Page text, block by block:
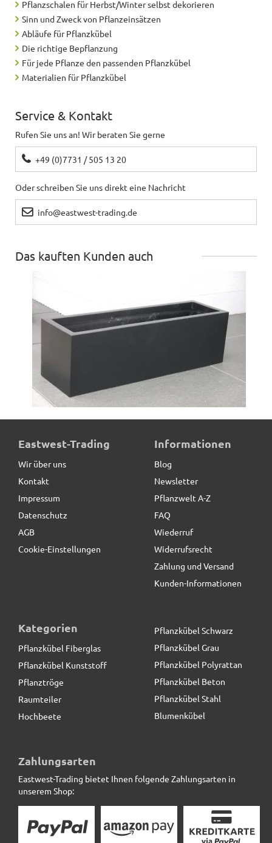
Pflanzschalen für Herbst/Winter selbst dekorieren
Sinn und Zweck von Pflanzeinsätzen
Abläufe für Pflanzkübel
Die richtige Bepflanzung
Für jede Pflanze den passenden Pflanzkübel
Materialien für Pflanzkübel
Service & Kontakt
Rufen Sie uns an! Wir beraten Sie gerne
+49 (0)7731 / 505 13 20
Oder schreiben Sie uns direkt eine Nachricht
info@eastwest-trading.de
Das kauften Kunden auch
Pflanzkübel SUPREMO, TÜV-geprüft, Fiberglas schwarz
78,70 € *
Bewässerungssystem
22,90 € *
Eastwest-Trading
Wir über uns
Kontakt
Impressum
Datenschutz
AGB
Cookie-Einstellungen
Informationen
Blog
Newsletter
Pflanzwelt A-Z
FAQ
Wiederruf
Widerrufsrecht
Zahlung und Versand
Kunden-Informationen
Kategorien
Pflanzkübel Fiberglas
Pflanzkübel Kunststoff
Pflanztröge
Raumteiler
Hochbeete
Pflanzkübel Schwarz
Pflanzkübel Grau
Pflanzkübel Polyrattan
Pflanzkübel Beton
Pflanzkübel Stahl
Blumenkübel
Zahlungsarten
Eastwest-Trading bietet Ihnen folgende Zahlungsarten in
unserem Shop: